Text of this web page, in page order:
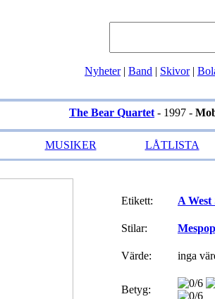
Nyheter| Band | Skivor|
The Bear Quartet - 1997 -
MUSIKER LÅTLISTA
Etikett: A
Stilar: Mespop
Värde: inga
Betyg: